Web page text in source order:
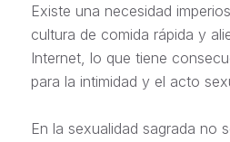
Existe una necesidad
cultura de comida rápida y
Internet, lo que tiene
para la intimidad y el acto
En la sexualidad sagrada no